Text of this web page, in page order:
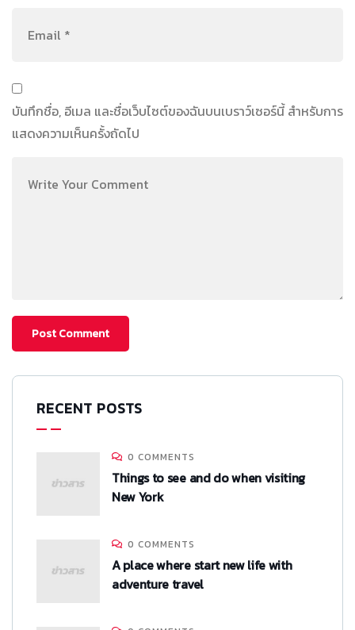
บันทึกชื่อ, อีเมล และชื่อเว็บไซต์ของฉันบนเบราว์เซอร์นี้ สำหรับการ
แสดงความเห็นครั้งถัดไป
RECENT POSTS
0 COMMENTS
Things to see and do when visiting
New York
0 COMMENTS
A place where start new life with
adventure travel